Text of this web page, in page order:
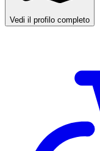
Vedi il profilo completo